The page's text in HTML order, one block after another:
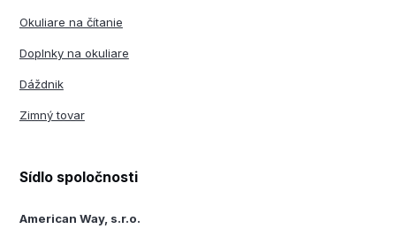
Okuliare na čítanie
Doplnky na okuliare
Dáždnik
Zimný tovar
Sídlo spoločnosti
American Way, s.r.o.